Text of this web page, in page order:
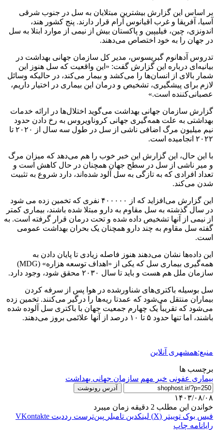
بر اساس این گزارش بیشترین مبتلایان به سل در جنوب شرقی
آسیا، آفریقا و غرب اقیانوس آرام قرار دارند. پنج کشور هند،
اندونزی، چین، فیلیپین و پاکستان بیش از نیمی از موارد ابتلا به سل
در جهان را به خود اختصاص می‌دهند.
تدروس آدهانوم گبریسوس، مدیر کل سازمان جهانی بهداشت در
بیانیه‌ای درباره این گزارش گفت: «این واقعیت که سل هنوز این
شمار بالای از انسان‌ها را می‌کشد و بیمار می‌کند، در حالیکه وسائل
لازم برای پیشگیری، تشخیص و درمان این بیماری در اختیار داریم،
عصبانی‌کننده است.»
گزارش سازمان جهانی بهداشت می‌گوید اختلال‌ها در ارائه خدمات
بهداشتی به علت همه‌گیری جهانی کروناویروس به رخ دادن حدود
نیم میلیون مرگ اضافی ناشی از سل در طول سه سال از ۲۰۲۰ تا
۲۰۲۲ انجامیده است.
با این حال، این گزارش این خبر خوب را هم می‌دهد که میزان مرگ
و میر ناشی از سل در سطح جهان همچنان در حال کاهش است و
تعداد افرادی که به تازگی به سل آلود شده‌اند، دارد شروع به تثبیت
شدن می‌کند.
این گزارش می‌افزاید که از ۴۰۰۰۰۰ نفری که تخمین زده می شود
در سال گذشته به سل مقاوم به دارو مبتلا شده باشند، بیماری کمتر
از نیمی از آنها تشخیص داده شده و تحت درمان قرار گرفته است. به
گفته سل مقاوم به چند دارو همچنان یک بحران بهداشت عمومی
است.
این داده‌ها نشان می‌دهند هنوز فاصله زیادی تا پایان دادن به
همه‌گیری بیماری سل که یکی از «اهداف توسعه هزاره» (MDG)
سازمان ملل هم هست و باید تا سال ۲۰۳۰ محقق شود، وجود دارد.
سل بوسیله باکتری‌های شناورشده در هوا پس از سرفه کردن
بیماران منتقل می‌شود که عمدتا ریه‌ها را درگیر می‌کنند. تخمین زده
می‌شود که تقریباً یک چهارم جمعیت جهان با باکتری سل آلوده شده
باشند، اما تنها حدود ۵ تا ۱۰ درصد از آنها علائمی بروز می‌دهند.
منبع:همشهری آنلاین
برچسب ها
بیماری عفونی خبر مهم سازمان جهانی بهداشت
آدرس رونوشت
۱۴۰۳/۰۸/۰۸
خواندن این مطلب 2 دقیقه زمان میبرد
فیس بوک توییتر (X) لینکدین ‫تامبلر ‫پین‌ترست ‫رددیت ‫VKontakte
رایانامه چاپ